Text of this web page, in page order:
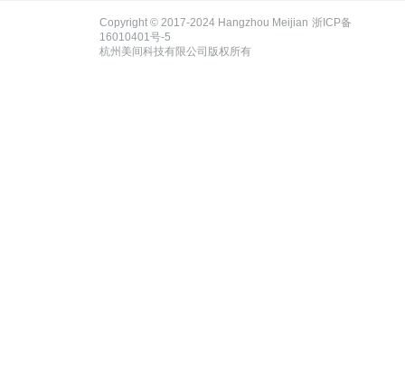
Copyright © 2017-2024 Hangzhou Meijian 浙ICP备
16010401号-5
杭州美间科技有限公司版权所有